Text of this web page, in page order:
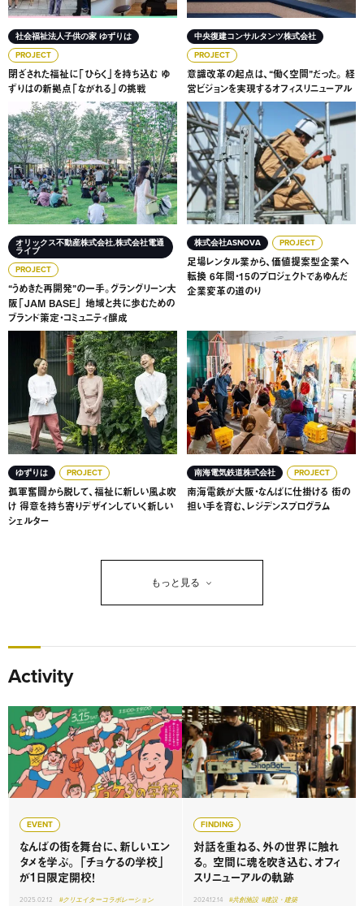
社会福祉法人子供の家 ゆずりは
PROJECT
閉ざされた福祉に「ひらく」を持ち込む ゆ
ずりはの新拠点「ながれる」の挑戦
中央復建コンサルタンツ株式会社
PROJECT
意識改革の起点は、“働く空間”だった。 経
営ビジョンを実現するオフィスリニューアル
オリックス不動産株式会社,株式会社電通
ライブ
PROJECT
“うめきた再開発”の一手。グラングリーン大
阪「JAM BASE」 地域と共に歩むための
ブランド策定・コミュニティ醸成
“うめきた再開発”の一手。グラングリーン大阪「JAM
株式会社ASNOVA PROJECT
足場レンタル業から、価値提案型企業へ
転換 6年間・15のプロジェクトであゆんだ
企業変革の道のり
足場レンタル業から、価値提
ゆずりは PROJECT
孤軍奮闘から脱して、福祉に新しい風よ吹
け 得意を持ち寄りデザインしていく新しい
シェルター
孤軍奮闘から脱して、福祉に新しい風よ吹け 得意を持ち寄
南海電気鉄道株式会社 PROJECT
南海電鉄が大阪・なんばに仕掛ける 街の
担い手を育む、レジデンスプログラム
南海電鉄が大阪・なんばに仕
もっと見る
Activity
EVENT
なんばの街を舞台に、新しいエン
タメを学ぶ。 「チョケるの学校」
が1日限定開校！
2025.02.12 #クリエイターコラボレーション
FINDING
対話を重ねる、外の世界に触れ
る。 空間に魂を吹き込む、オフィ
スリニューアルの軌跡
2024.12.14 #共創施設 #建設・建築